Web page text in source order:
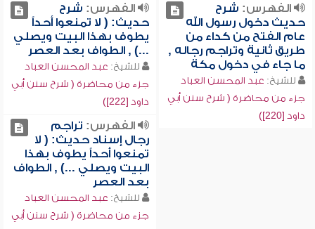
الفهرس: شرح
حديث دخول رسول الله
عام الفتح من كداء من
طريق ثانية وتراجم رجاله ,
ما جاء في دخول مكة
للشيخ: عبد المحسن العباد
جزء من محاضرة ( شرح سنن أبي
داود [220])
الفهرس: شرح
حديث: ( لا تمنعوا أحداً
يطوف بهذا البيت ويصلي
...) , الطواف بعد العصر
للشيخ: عبد المحسن العباد
جزء من محاضرة ( شرح سنن أبي
داود [222])
الفهرس: تراجم
رجال إسناد حديث: ( لا
تمنعوا أحداً يطوف بهذا
البيت ويصلي ...) , الطواف
بعد العصر
للشيخ: عبد المحسن العباد
جزء من محاضرة ( شرح سنن أبي